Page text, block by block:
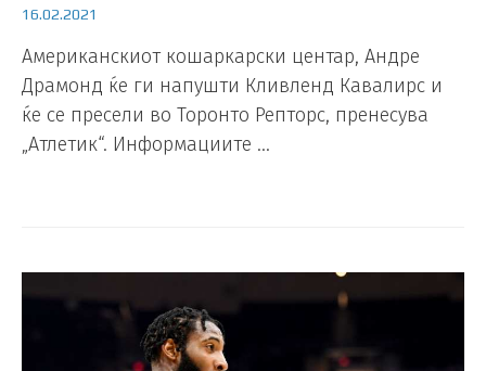
16.02.2021
Американскиот кошаркарски центар, Андре
Драмонд ќе ги напушти Кливленд Кавалирс и
ќе се пресели во Торонто Репторс, пренесува
„Атлетик“. Информациите …